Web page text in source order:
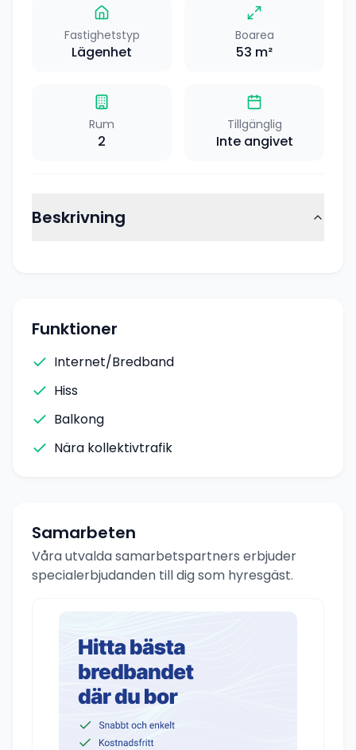
Fastighetstyp
Lägenhet
Boarea
53 m²
Rum
2
Tillgänglig
Inte angivet
Beskrivning
Funktioner
Internet/Bredband
Hiss
Balkong
Nära kollektivtrafik
Samarbeten
Våra utvalda samarbetspartners erbjuder
specialerbjudanden till dig som hyresgäst.